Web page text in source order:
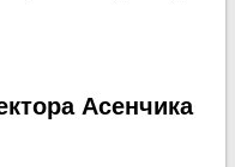
проекте «100 идей
Асенчика